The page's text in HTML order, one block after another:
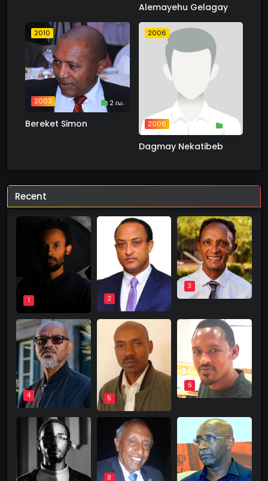
Alemayehu Gelagay
2010
2003 2 ስራ
Bereket Simon
2006
2006
Dagmay Nekatibeb
Recent
1 2
3
4 5
6
8